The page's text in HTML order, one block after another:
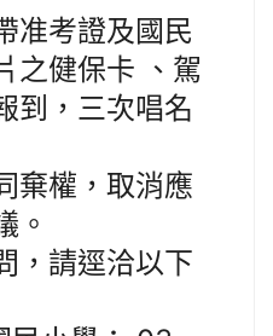
准考證及國民
之健保卡 、駕
到，三次唱名
棄權，取消應
。
，請逕洽以下